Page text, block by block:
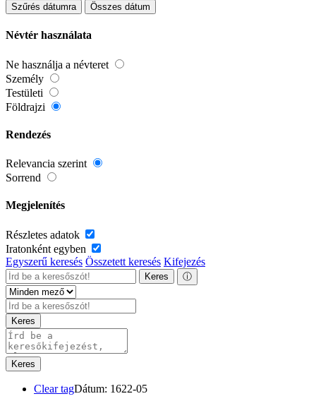
Szűrés dátumra Összes dátum
Névtér használata
Ne használja a névteret
Személy
Testületi
Földrajzi
Rendezés
Relevancia szerint
Sorrend
Megjelenítés
Részletes adatok
Iratonként egyben
Egyszerű keresés Összetett keresés Kifejezés
Keres ⓘ
Keres
Keres
Clear tagDátum: 1622-05